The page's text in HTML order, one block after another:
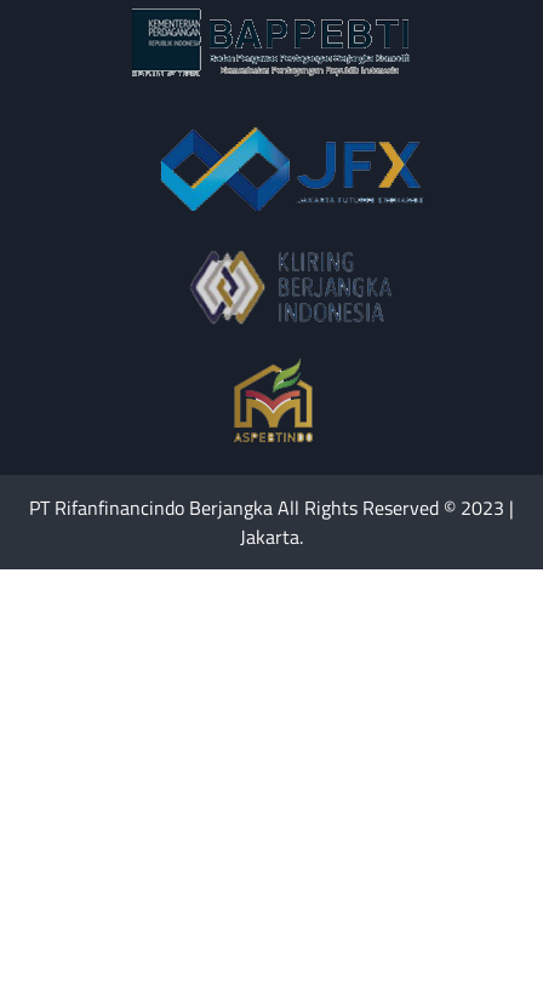
PT Rifanfinancindo Berjangka All Rights Reserved © 2023 |
Jakarta.